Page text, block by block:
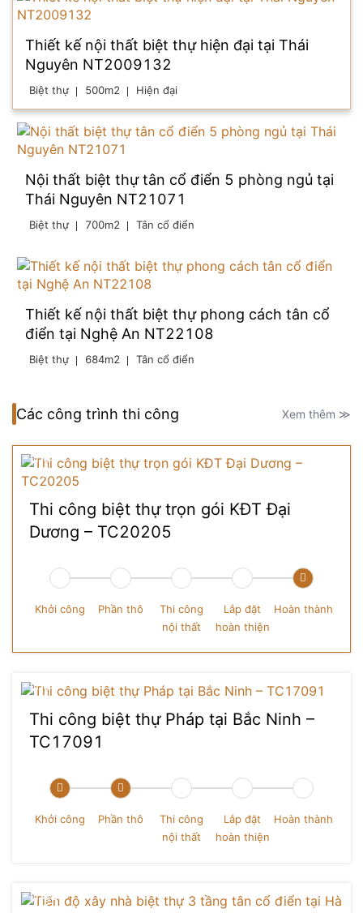
Thiết kế nội thất biệt thự hiện đại tại Thái
Nguyên NT2009132
Biệt thự 500m2 Hiện đại
Nội thất biệt thự tân cổ điển 5 phòng ngủ tại
Thái Nguyên NT21071
Biệt thự 700m2 Tân cổ điển
Thiết kế nội thất biệt thự phong cách tân cổ
điển tại Nghệ An NT22108
Biệt thự 684m2 Tân cổ điển
Các công trình thi công Xem thêm ≫
Thi công biệt thự trọn gói KĐT Đại
Dương – TC20205
Khởi công Phần thô
Thi công
nội thất
Lắp đặt
hoàn thiện
Hoàn thành
Thi công biệt thự Pháp tại Bắc Ninh –
TC17091
Khởi công Phần thô
Thi công
nội thất
Lắp đặt
hoàn thiện
Hoàn thành